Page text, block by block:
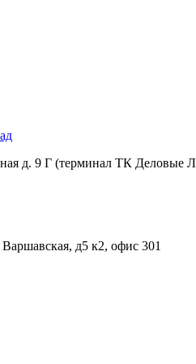
д. 9 Г (терминал ТК Деловые
д5 к2, офис 301